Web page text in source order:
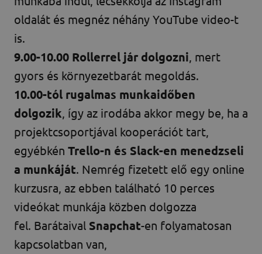
oldalát és megnéz néhány YouTube video-t
is.
9.00-10.00 Rollerrel jár dolgozni , mert
gyors és környezetbarát megoldás.
10.00-tól rugalmas munkaidőben
dolgozik , így az irodába akkor megy be, ha a
projektcsoportjával kooperációt tart,
egyébkén Trello-n és Slack-en menedzseli
a munkáját. Nemrég fizetett elő egy online
kurzusra, az ebben található 10 perces
videókat munkája közben dolgozza
fel. Barátaival Snapchat-en folyamatosan
kapcsolatban van,